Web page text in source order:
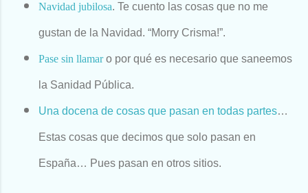
Navidad jubilosa. Te cuento las cosas que no me
gustan de la Navidad. “Morry Crisma!”.
Pase sin llamaro por qué es necesario que saneemos
la Sanidad Pública.
Una docena de cosas que pasan en todas partes…
Estas cosas que decimos que solo pasan en
España… Pues pasan en otros sitios.